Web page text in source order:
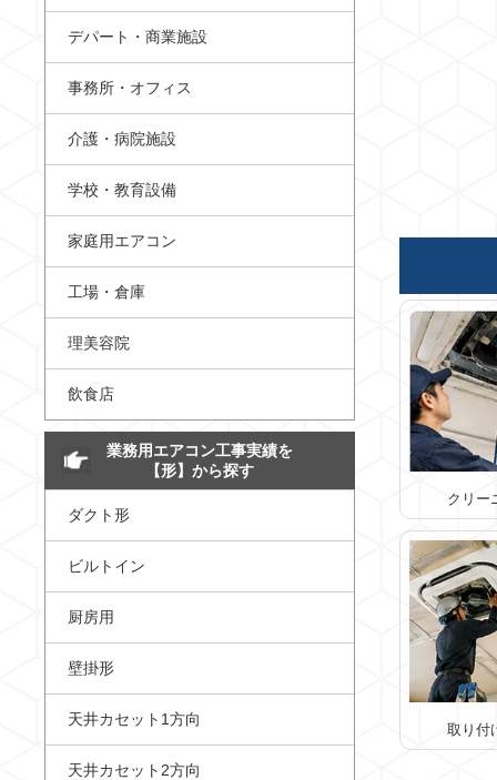
クリー
取り付
デパート・商業施設
事務所・オフィス
介護・病院施設
学校・教育設備
家庭用エアコン
工場・倉庫
理美容院
飲食店
業務用エアコン工事実績を
【形】から探す
ダクト形
ビルトイン
厨房用
壁掛形
天井カセット1方向
天井カセット2方向